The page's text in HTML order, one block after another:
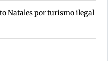
Natales por turismo ilegal